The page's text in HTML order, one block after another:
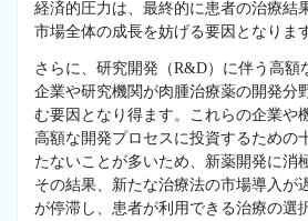
経済的圧力は、最終的に患者の治療結
市場全体の成長を妨げる要因となりま
さらに、研究開発（R&D）に伴う高額
企業や研究機関が肉腫治療薬の開発分
む要因となり得ます。これらの企業や
高額な開発プロセスに投資するための
たないことが多いため、新薬開発に消
その結果、新たな治療法の市場導入が
が停滞し、患者が利用できる治療の選